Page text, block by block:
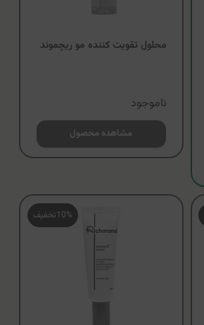
محلول تقویت کننده مو ريچموند
ناموجود
مشاهده محصول
10%تخفیف